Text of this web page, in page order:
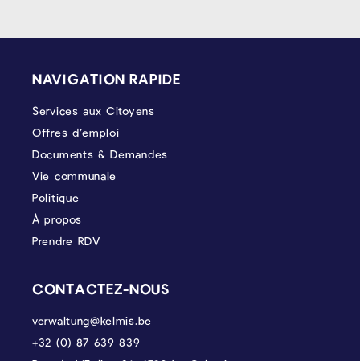
NAVIGATION RAPIDE
Services aux Citoyens
Offres d’emploi
Documents & Demandes
Vie communale
Politique
À propos
Prendre RDV
CONTACTEZ-NOUS
verwaltung@kelmis.be
+32 (0) 87 639 839